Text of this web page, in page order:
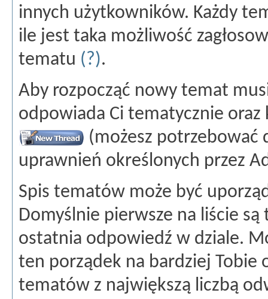
innych użytkowników. Każdy
ile jest taka możliwość
tematu (?).
Aby rozpocząć nowy temat
odpowiada Ci tematycznie
(możesz
uprawnień określonych przez
Spis tematów może być
Domyślnie pierwsze na liście
ostatnia odpowiedź w dziale.
ten porządek na bardziej Tobie
tematów z największą liczbą